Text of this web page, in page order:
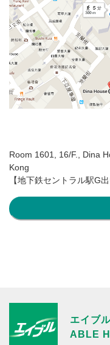
Room 1601, 16/F., Dina
Kong
【地下鉄セントラル駅G
エイブ
ABLE